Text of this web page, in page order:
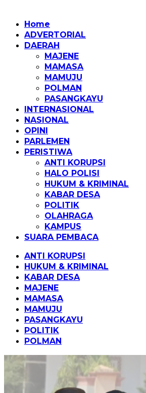
Home
ADVERTORIAL
DAERAH
MAJENE
MAMASA
MAMUJU
POLMAN
PASANGKAYU
INTERNASIONAL
NASIONAL
OPINI
PARLEMEN
PERISTIWA
ANTI KORUPSI
HALO POLISI
HUKUM & KRIMINAL
KABAR DESA
POLITIK
OLAHRAGA
KAMPUS
SUARA PEMBACA
ANTI KORUPSI
HUKUM & KRIMINAL
KABAR DESA
MAJENE
MAMASA
MAMUJU
PASANGKAYU
POLITIK
POLMAN